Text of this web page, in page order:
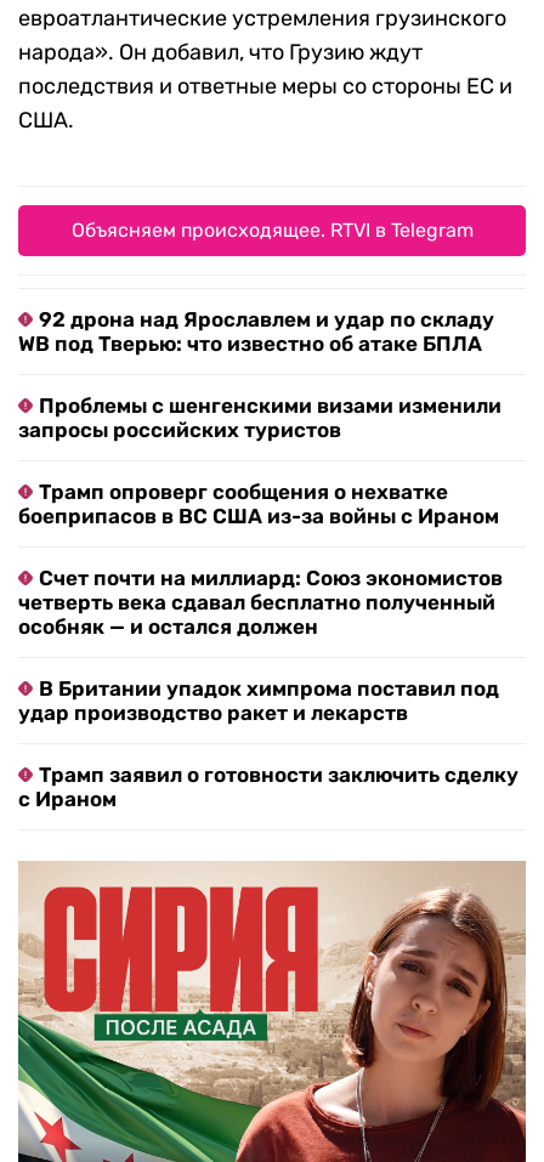
евроатлантические устремления грузинского
народа». Он добавил, что Грузию ждут
последствия и ответные меры со стороны ЕС и
США.
Объясняем происходящее. RTVI в Telegram
92 дрона над Ярославлем и удар по складу
WB под Тверью: что известно об атаке БПЛА
Проблемы с шенгенскими визами изменили
запросы российских туристов
Трамп опроверг сообщения о нехватке
боеприпасов в ВС США из-за войны с Ираном
Счет почти на миллиард: Союз экономистов
четверть века сдавал бесплатно полученный
особняк — и остался должен
В Британии упадок химпрома поставил под
удар производство ракет и лекарств
Трамп заявил о готовности заключить сделку
с Ираном